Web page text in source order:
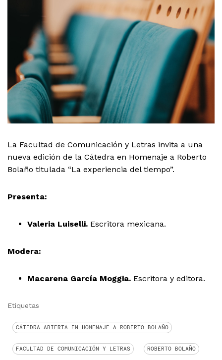
La Facultad de Comunicación y Letras invita a una
nueva edición de la Cátedra en Homenaje a Roberto
Bolaño titulada “La experiencia del tiempo”.
Presenta:
Valeria Luiselli. Escritora mexicana.
Modera:
Macarena García Moggia. Escritora y editora.
Etiquetas
CÁTEDRA ABIERTA EN HOMENAJE A ROBERTO BOLAÑO
FACULTAD DE COMUNICACIÓN Y LETRAS ROBERTO BOLAÑO